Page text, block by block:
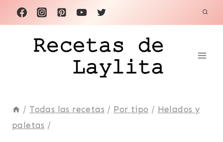
Saltar
al
contenido
/ Todas las recetas / Por tipo / Helados y
paletas /